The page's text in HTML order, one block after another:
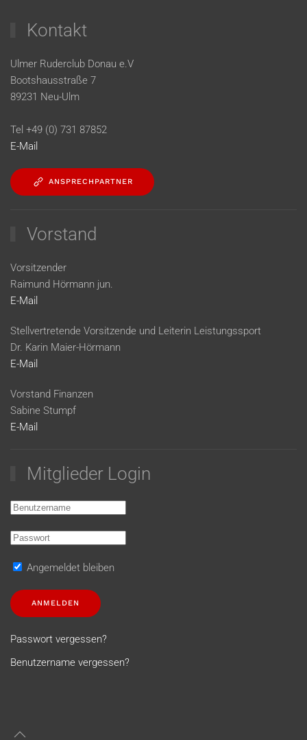
Kontakt
Ulmer Ruderclub Donau e.V
Bootshausstraße 7
89231 Neu-Ulm
Tel +49 (0) 731 87852
E-Mail
ANSPRECHPARTNER
Vorstand
Vorsitzender
Raimund Hörmann jun.
E-Mail
Stellvertretende Vorsitzende und Leiterin Leistungssport
Dr. Karin Maier-Hörmann
E-Mail
Vorstand Finanzen
Sabine Stumpf
E-Mail
Mitglieder Login
Angemeldet bleiben
ANMELDEN
Passwort vergessen?
Benutzername vergessen?